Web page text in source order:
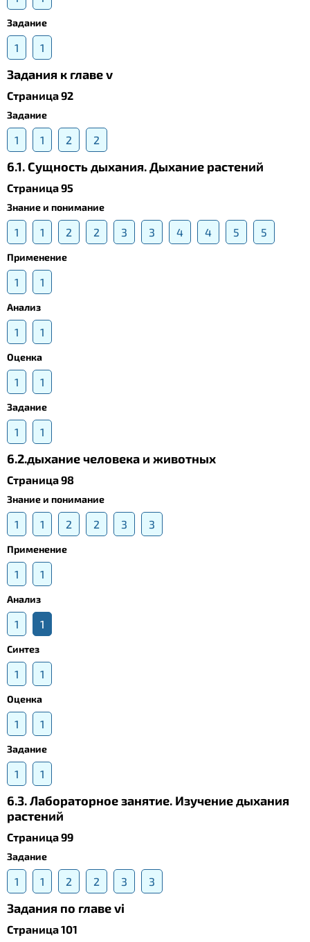
Задание
1 1
Задания к главе v
Страница 92
Задание
1 1 2 2
6.1. Сущность дыхания. Дыхание растений
Страница 95
Знание и понимание
1 1 2 2 3 3 4 4 5 5
Применение
1 1
Анализ
1 1
Оценка
1 1
Задание
1 1
6.2.дыхание человека и животных
Страница 98
Знание и понимание
1 1 2 2 3 3
Применение
1 1
Анализ
1 1
Синтез
1 1
Оценка
1 1
Задание
1 1
6.3. Лабораторное занятие. Изучение дыхания
растений
Страница 99
Задание
1 1 2 2 3 3
Задания по главе vi
Страница 101